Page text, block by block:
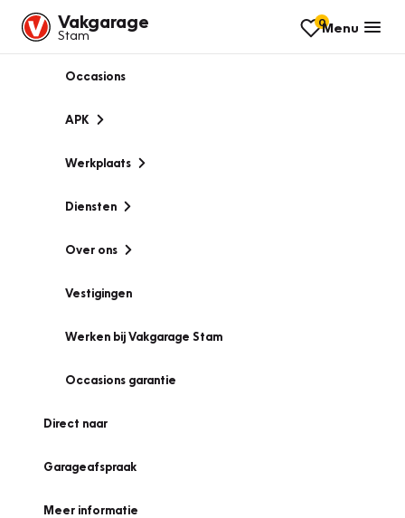
Vakgarage
Stam
0Menu
Occasions
APK
Werkplaats
Diensten
Over ons
Vestigingen
Werken bij Vakgarage Stam
Occasions garantie
Direct naar
Garageafspraak
Meer informatie